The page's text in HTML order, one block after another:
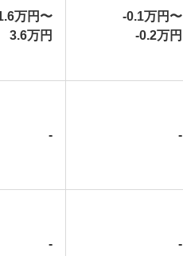
万円〜
3.6万円
-0.1万円〜
-0.2万円
- -
- -